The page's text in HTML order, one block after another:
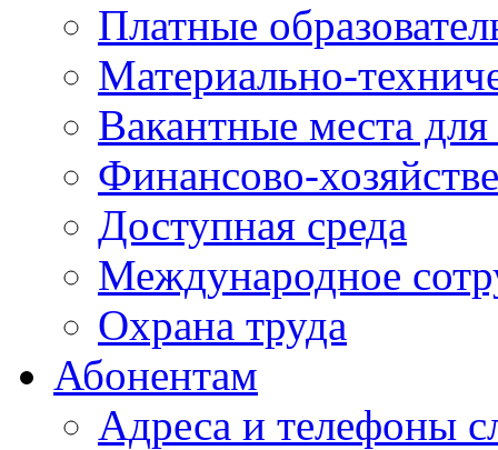
Платные
Материально-
Вакантные места
Финансово-
Доступная среда
Международное
Охрана труда
Абонентам
Адреса и телефоны